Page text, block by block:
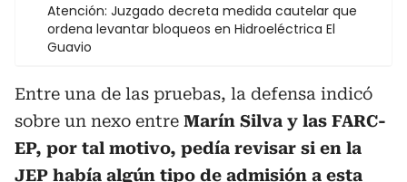
Atención: Juzgado decreta medida cautelar que
ordena levantar bloqueos en Hidroeléctrica El
Guavio
Entre una de las pruebas, la defensa indicó
sobre un nexo entre Marín Silva y las FARC-
EP, por tal motivo, pedía revisar si en la
JEP había algún tipo de admisión a esta